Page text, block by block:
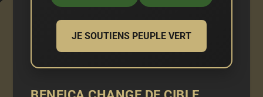
JE SOUTIENS PEUPLE VERT